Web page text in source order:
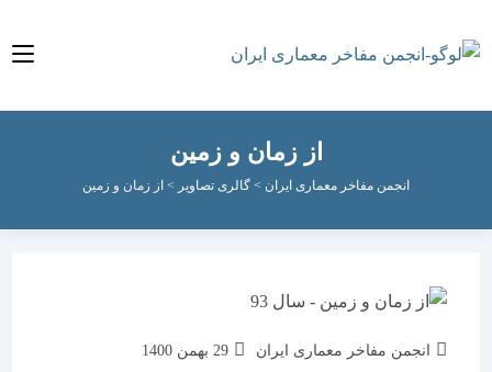
از زمان و زمین
انجمن مفاخر معماری ایران > گالری تصاویر>از زمان و زمین
انجمن مفاخر معماری ایران
نوشته
29 بهمن 1400